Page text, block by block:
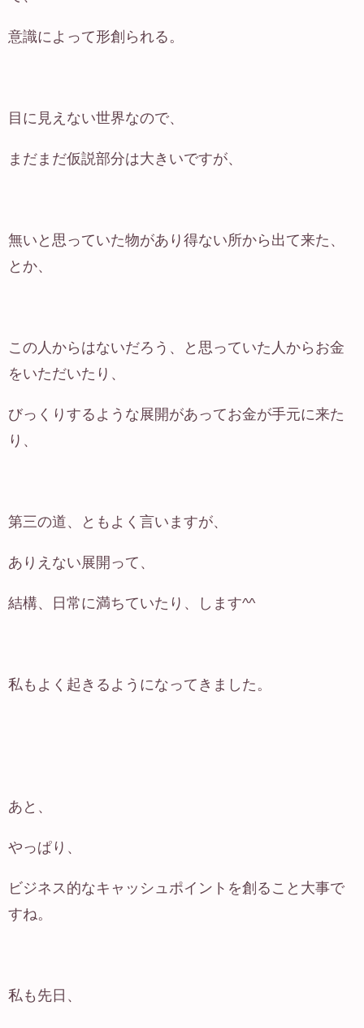
意識によって形創られる。
目に見えない世界なので、
まだまだ仮説部分は大きいですが、
無いと思っていた物があり得ない所から出て来た、
とか、
この人からはないだろう、と思っていた人からお金
をいただいたり、
びっくりするような展開があってお金が手元に来た
り、
第三の道、ともよく言いますが、
ありえない展開って、
結構、日常に満ちていたり、します^^
私もよく起きるようになってきました。
あと、
やっぱり、
ビジネス的なキャッシュポイントを創ること大事で
すね。
私も先日、